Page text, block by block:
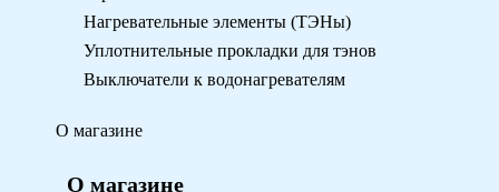
Нагревательные элементы (ТЭНы)
Уплотнительные прокладки для тэнов
Выключатели к водонагревателям
О магазине
О магазине